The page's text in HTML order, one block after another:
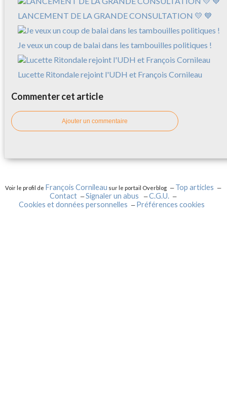
LANCEMENT DE LA GRANDE CONSULTATION 💛 💙
Je veux un coup de balai dans les tambouilles politiques !
Lucette Ritondale rejoint l'UDH et François Cornileau
Commenter cet article
Ajouter un commentaire
Voir le profil de François Cornileau sur le portail Overblog
Top articles
Contact
Signaler un abus
C.G.U.
Cookies et données personnelles
Préférences cookies